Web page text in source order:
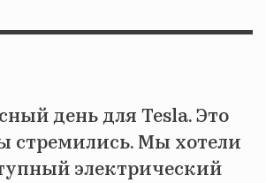
день для Tesla. Это
стремились. Мы хотели
электрический